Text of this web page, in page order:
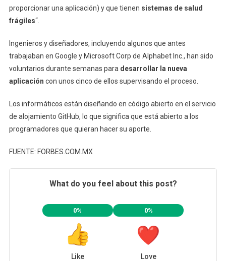
proporcionar una aplicación) y que tienen sistemas de salud
frágiles“.
Ingenieros y diseñadores, incluyendo algunos que antes
trabajaban en Google y Microsoft Corp de Alphabet Inc., han sido
voluntarios durante semanas para desarrollar la nueva
aplicación con unos cinco de ellos supervisando el proceso.
Los informáticos están diseñando en código abierto en el servicio
de alojamiento GitHub, lo que significa que está abierto a los
programadores que quieran hacer su aporte.
FUENTE: FORBES.COM.MX
What do you feel about this post?
0%
Like
0%
Love